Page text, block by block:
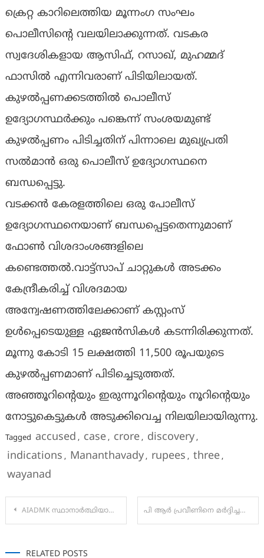
ക്രെറ്റ കാറിലെത്തിയ മൂന്നംഗ സംഘം
പൊലീസിന്റെ വലയിലാക്കുന്നത്. വടകര
സ്വദേശികളായ ആസിഫ്, റസാഖ്, മുഹമ്മദ്
ഫാസില്‍ എന്നിവരാണ് പിടിയിലായത്.
കുഴൽപ്പണക്കടത്തിൽ പൊലീസ്
ഉദ്യോഗസ്ഥർക്കും പങ്കെന്ന് സംശയമുണ്ട്
കുഴൽപ്പണം പിടിച്ചതിന് പിന്നാലെ മുഖ്യപ്രതി
സൽമാൻ ഒരു പൊലീസ് ഉദ്യോഗസ്ഥനെ
ബന്ധപ്പെട്ടു.
വടക്കൻ കേരളത്തിലെ ഒരു പോലീസ്
ഉദ്യോഗസ്ഥനെയാണ് ബന്ധപ്പെട്ടതെന്നുമാണ്
ഫോൺ വിശദാംശങ്ങളിലെ
കണ്ടെത്തൽ.വാട്ട്സാപ് ചാറ്റുകൾ അടക്കം
കേന്ദ്രീകരിച്ച് വിശദമായ
അന്വേഷണത്തിലേക്കാണ് കസ്റ്റംസ്
ഉൾപ്പെടെയുള്ള ഏജൻസികൾ കടന്നിരിക്കുന്നത്.
മൂന്നു കോടി 15 ലക്ഷത്തി 11,500 രൂപയുടെ
കുഴല്‍പ്പണമാണ് പിടിച്ചെടുത്തത്.
അഞ്ഞൂറിന്റെയും ഇരുന്നൂറിന്റെയും നൂറിന്റെയും
നോട്ടുകെട്ടുകള്‍ അടുക്കിവെച്ച നിലയിലായിരുന്നു.
Tagged accused , case, crore, discovery,
indications , Mananthavady, rupees , three,
wayanad
Post
AIADMK സ്ഥാനാർത്ഥിയായി കെ കലയെ തിരുവനന്തപുരം നെയ്യാറ്റിൻകര പെരുമ്പഴുതൂർ വാർഡിൽ നാമനിർദ്ദേശ പട്ടിക സമർപ്പിച്ചു പി ആർ പ്രവീണിനെ മർദ്ദിച്ചതിൽ പ്രതിഷേധം:KUWJ
RELATED POSTS